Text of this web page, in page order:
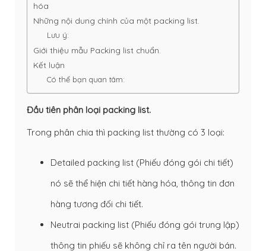
hóa
Những nội dung chính của một packing list.
Lưu ý:
Giới thiệu mẫu Packing list chuẩn.
Kết luận
Có thể bạn quan tâm:
Đầu tiên phân loại packing list.
Trong phân chia thì packing list thường có 3 loại:
Detailed packing list (Phiếu đóng gói chi tiết)
nó sẽ thể hiện chi tiết hàng hóa, thông tin đơn
hàng tương đối chi tiết.
Neutrai packing list (Phiếu đóng gói trung lập)
thông tin phiếu sẽ không chỉ ra tên người bán.